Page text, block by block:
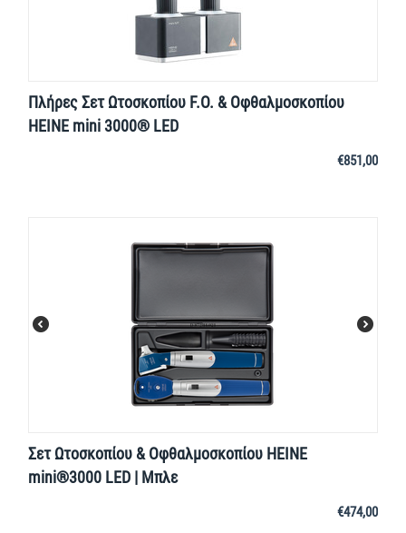
Πλήρες Σετ Ωτοσκοπίου F.O. & Οφθαλμοσκοπίου
HEINE mini 3000® LED
€851,00
Σετ Ωτοσκοπίου & Οφθαλμοσκοπίου HEINE
mini®3000 LED | Μπλε
€474,00